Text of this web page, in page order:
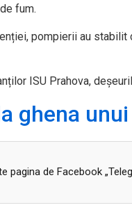
fum.
pompierii au stabilit
ISU Prahova,
ghena
pagina de Facebook